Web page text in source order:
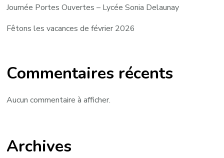
Journée Portes Ouvertes – Lycée Sonia Delaunay
Fêtons les vacances de février 2026
Commentaires récents
Aucun commentaire à afficher.
Archives